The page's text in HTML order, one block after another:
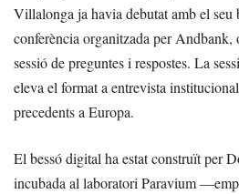
Villalonga ja havia debutat amb el seu
conferència organitzada per Andbank,
sessió de preguntes i respostes. La
eleva el format a entrevista
precedents a Europa.
El bessó digital ha estat construït per
incubada al laboratori Paravium